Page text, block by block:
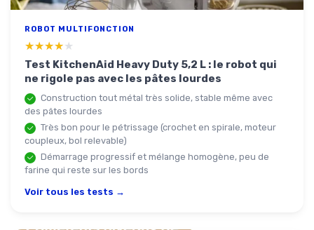
ROBOT MULTIFONCTION
★★★★★
★★★★★
Test KitchenAid Heavy Duty 5,2 L : le robot qui
ne rigole pas avec les pâtes lourdes
Construction tout métal très solide, stable même avec
des pâtes lourdes
Très bon pour le pétrissage (crochet en spirale, moteur
coupleux, bol relevable)
Démarrage progressif et mélange homogène, peu de
farine qui reste sur les bords
Voir tous les tests →